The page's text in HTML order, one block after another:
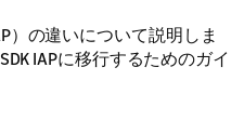
）の違いについて説明しま
IAPに移行するためのガイ